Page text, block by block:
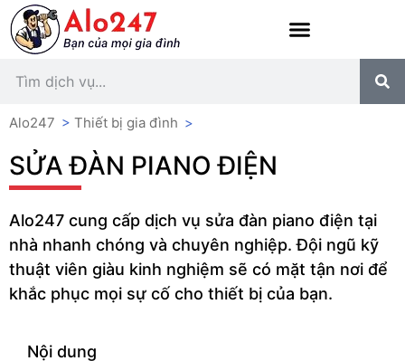
Alo247 > Thiết bị gia đình >
SỬA ĐÀN PIANO ĐIỆN
Alo247 cung cấp dịch vụ sửa đàn piano điện tại
nhà nhanh chóng và chuyên nghiệp. Đội ngũ kỹ
thuật viên giàu kinh nghiệm sẽ có mặt tận nơi để
khắc phục mọi sự cố cho thiết bị của bạn.
Nội dung